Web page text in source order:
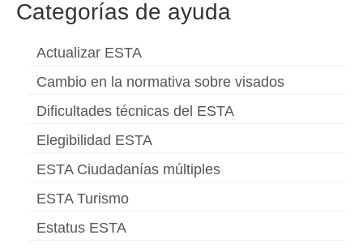
Categorías de ayuda
Actualizar ESTA
Cambio en la normativa sobre visados
Dificultades técnicas del ESTA
Elegibilidad ESTA
ESTA Ciudadanías múltiples
ESTA Turismo
Estatus ESTA